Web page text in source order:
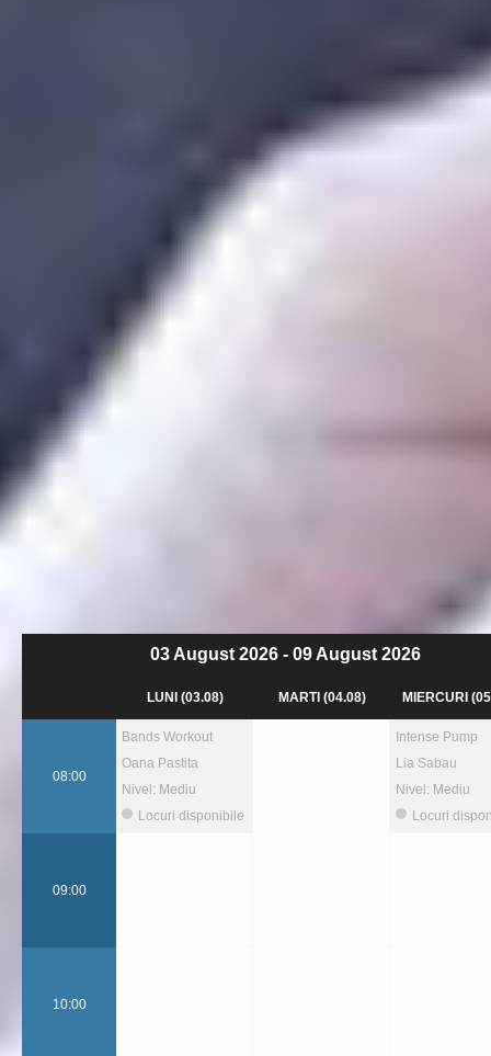
03 August 2026 - 09 August 2026
08:00
09:00
10:00
LUNI (03.08)
Bands Workout
Oana Pastita
Nivel: Mediu
Locuri disponibile
MARTI (04.08) MIERCURI
Intense Pump
Lia Sabau
Nivel: Mediu
Locuri